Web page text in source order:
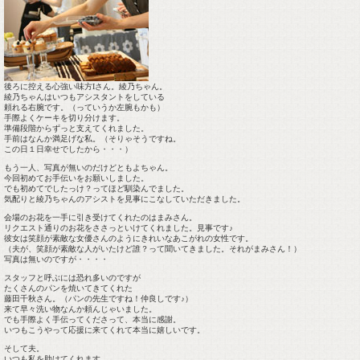
後ろに控える心強い味方Iさん。綾乃ちゃん。
綾乃ちゃんはいつもアシスタントをしている
頼れる右腕です。（っていうか左腕もかも）
手際よくケーキを切り分けます。
準備段階からずっと支えてくれました。
手前はなんか満足げな私。（そりゃそうですね。
この日１日幸せでしたから・・・）
もう一人、写真が無いのだけどともよちゃん。
今回初めてお手伝いをお願いしました。
でも初めてでしたっけ？ってほど馴染んでました。
気配りと綾乃ちゃんのアシストを見事にこなしていただきました。
会場のお花を一手に引き受けてくれたのはまみさん。
リクエスト通りのお花をささっといけてくれました。見事です♪
彼女は笑顔が素敵な女優さんのようにきれいなあこがれの女性です。
（夫が、笑顔が素敵な人がいたけど誰？って聞いてきました。それがまみさん！）
写真は無いのですが・・・・
スタッフと呼ぶには恐れ多いのですが
たくさんのパンを焼いてきてくれた
藤田千秋さん。（パンの先生ですね！仲良しです♪）
来て早々洗い物なんか頼んじゃいました。
でも手際よく手伝ってくださって、本当に感謝。
いつもこうやって応援に来てくれて本当に嬉しいです。
そして夫。